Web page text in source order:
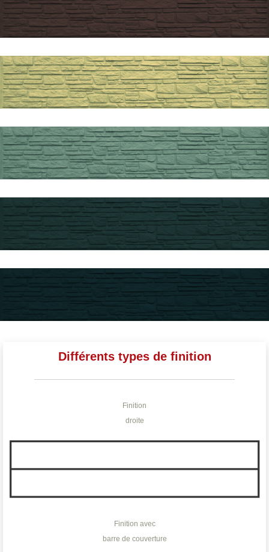
Différents types de finition
Finition
droite
Finition avec
barre de couverture